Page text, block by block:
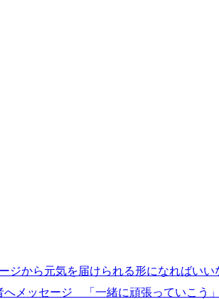
から元気を届けられる形になればいい
へメッセージ 「一緒に頑張っていこう